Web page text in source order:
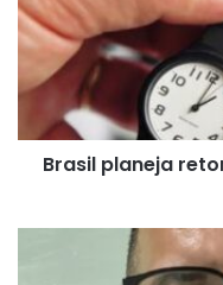
do
horário
verão
2025
Brasil planeja